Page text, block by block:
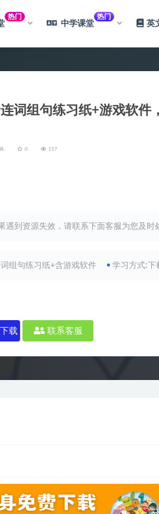
热门
中学课堂
热门
英
词组句练习纸+游戏软件
0 157
遇到资源失效，请联系下面客服为您及时
组句练习纸+含游戏软件 学习方式:下
载 联系客服